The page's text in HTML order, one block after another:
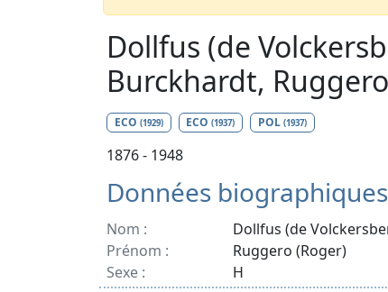
Dollfus (de
Burckhardt,
ECO (1929) ECO(1937) POL (1937)
1876 - 1948
Données biographiques
Nom :
Dollfus (de
Prénom :
Ruggero (Roger)
Sexe :
H